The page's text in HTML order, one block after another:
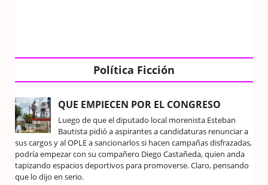
Política Ficción
QUE EMPIECEN POR EL CONGRESO
Luego de que el diputado local morenista Esteban
Bautista pidió a aspirantes a candidaturas renunciar a
sus cargos y al OPLE a sancionarlos si hacen campañas disfrazadas,
podría empezar con su compañero Diego Castañeda, quien anda
tapizando espacios deportivos para promoverse. Claro, pensando
que lo dijo en serio.